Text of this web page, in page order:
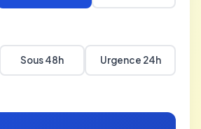
Sous 48h Urgence 24h